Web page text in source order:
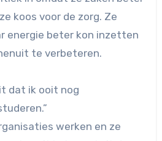
koos voor de zorg. Ze
energie beter kon inzetten
te verbeteren.
dat ik ooit nog
werken en ze